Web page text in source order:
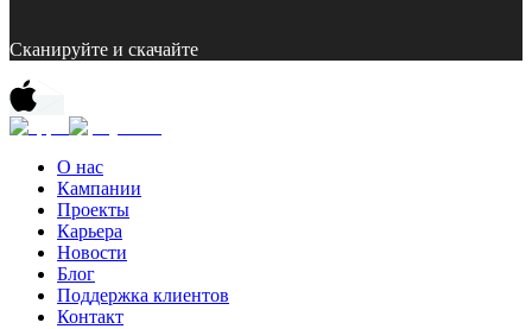
Сканируйте и скачайте
О нас
Кампании
Проекты
Карьера
Новости
Блог
Поддержка клиентов
Контакт